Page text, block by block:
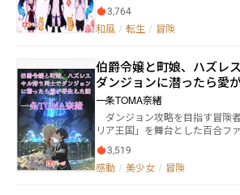
バーたちは聞く耳を持たず、そ
鬱憤を晴らすように拳児に暴力
に置き去りにしてしまう。 しかし、このときの草薙
強な魔物を倒せていたのは、拳
かげだったことに。 そんな拳児は追放されたあとに
秘められていた自分の本当の力
ジョン協会の会長の孫でインフ
配信者の少女を助けたことで人生が一
者でも倒すのが困難なイレギュ
ちを打ち倒し、自身もダンジョ
を受けて配信活動を始めたこと
をする。 一方の拳児をクビにして最悪な行いをした
草薙数馬たちはB級探索配信者と
動を共にすることになる。 そし
がら、呪縛を解き放ち力を合わ
念じれば、どんな未来だって切り開く――」
兎・うと」が少しずつ明かされ
異能を使って奮闘する物語です
語の展開が動き出します。
3,764
和風 / 転生 / 冒険
伯爵令嬢と町娘、ハズレ
ダンジョンに潜ったら愛
一条TOMA奈緒
ダンジョン攻略を目指す冒険
リア王国」を舞台とした百合ファンタ
スキル「推し魔法」を持った主
とハズレスキル「握力強化」を
令嬢「カナ·レイボーン」が協力
3,519
感動 / 美少女 / 冒険